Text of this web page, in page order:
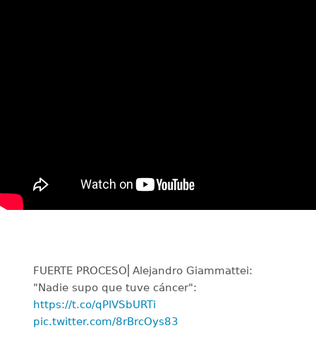
FUERTE PROCESO⎜Alejandro Giammattei:
"Nadie supo que tuve cáncer":
https://t.co/qPlVSbURTi
pic.twitter.com/8rBrcOys83